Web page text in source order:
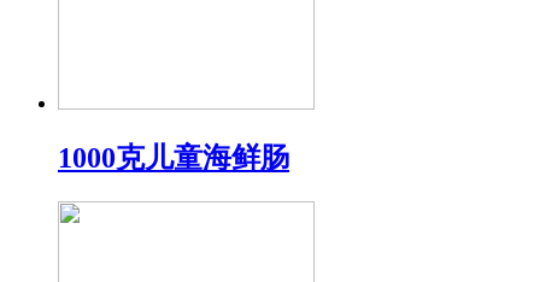
1000克儿童海鲜肠